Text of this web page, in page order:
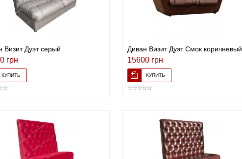
Визит Дуэт серый
грн
Диван Визит Дуэт Смок коричневый
15600 грн